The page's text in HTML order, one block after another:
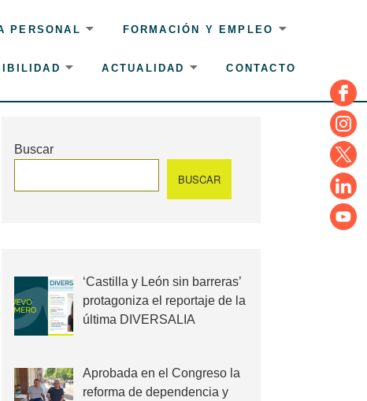
PERSONAL FORMACIÓN Y EMPLEO
ACTUALIDAD CONTACTO
Buscar
BUSCAR
‘Castilla y León sin barreras’
protagoniza el reportaje de la
última DIVERSALIA
Aprobada en el Congreso la
reforma de dependencia y